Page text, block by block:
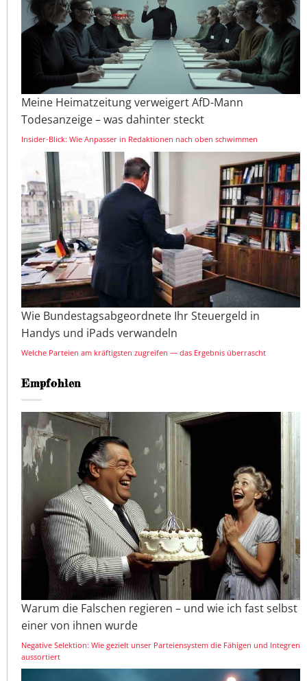
Meine Heimatzeitung verweigert AfD-Mann
Todesanzeige – was dahinter steckt
Insider-Blick: Wie Anpasser in Redaktionen nach oben schwimmen
Wie Bundestagsabgeordnete Ihr Steuergeld in
Handys und iPads verwandeln
Welche Parteien am kräftigsten zugreifen — das Ergebnis überrascht
Empfohlen
Warum die Falschen regieren – und wie ich fast selbst
einer von ihnen wurde
Negative Selektion: Wie gezielt unser Parteiensystem die Fähigen und Integren
aussortiert